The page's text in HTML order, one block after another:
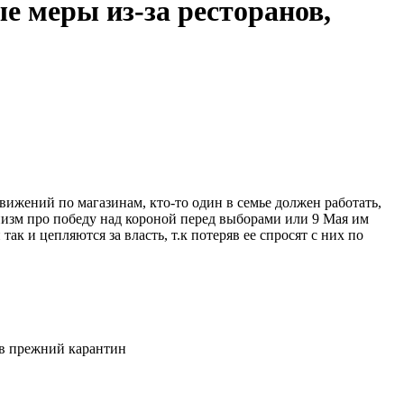
меры из-за ресторанов,
по магазинам, кто-то один в семье должен работать,
про победу над короной перед выборами или 9 Мая им
и цепляются за власть, т.к потеряв ее спросят с них по
прежний карантин